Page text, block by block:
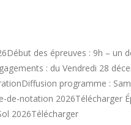
des épreuves : 9h – un
: du Vendredi 28
programme :
de-notation 2026Télécharger
2026Télécharger